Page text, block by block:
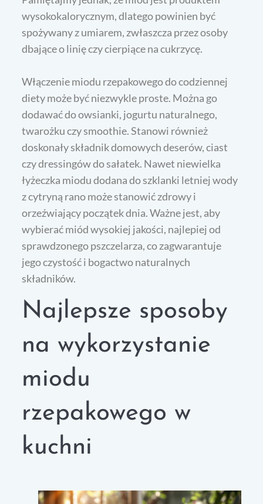
wysokokalorycznym, dlatego powinien być
spożywany z umiarem, zwłaszcza przez osoby
dbające o linię czy cierpiące na cukrzycę.
Włączenie miodu rzepakowego do codziennej
diety może być niezwykle proste. Można go
dodawać do owsianki, jogurtu naturalnego,
twarożku czy smoothie. Stanowi również
doskonały składnik domowych deserów, ciast
czy dressingów do sałatek. Nawet niewielka
łyżeczka miodu dodana do szklanki letniej wody
z cytryną rano może stanowić zdrowy i
orzeźwiający początek dnia. Ważne jest, aby
wybierać miód wysokiej jakości, najlepiej od
sprawdzonego pszczelarza, co zagwarantuje
jego czystość i bogactwo naturalnych
składników.
Najlepsze sposoby
na wykorzystanie
miodu
rzepakowego w
kuchni